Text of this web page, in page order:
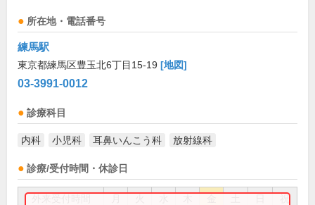
所在地・電話番号
練馬駅
東京都練馬区豊玉北6丁目15-19 [地図]
03-3991-0012
診療科目
内科 小児科 耳鼻いんこう科 放射線科
診療/受付時間・休診日
祝